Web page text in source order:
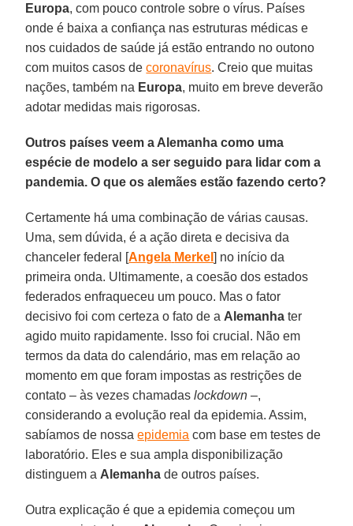
Europa, com pouco controle sobre o vírus. Países
onde é baixa a confiança nas estruturas médicas e
nos cuidados de saúde já estão entrando no outono
com muitos casos decoronavírus. Creio que muitas
nações, também na Europa, muito em breve deverão
adotar medidas mais rigorosas.
Outros países veem a Alemanha como uma
espécie de modelo a ser seguido para lidar com a
pandemia. O que os alemães estão fazendo certo?
Certamente há uma combinação de várias causas.
Uma, sem dúvida, é a ação direta e decisiva da
chanceler federal [Angela Merkel] no início da
primeira onda. Ultimamente, a coesão dos estados
federados enfraqueceu um pouco. Mas o fator
decisivo foi com certeza o fato de a Alemanha ter
agido muito rapidamente. Isso foi crucial. Não em
termos da data do calendário, mas em relação ao
momento em que foram impostas as restrições de
contato – às vezes chamadaslockdown –,
considerando a evolução real da epidemia. Assim,
sabíamos de nossaepidemia com base em testes de
laboratório. Eles e sua ampla disponibilização
distinguem a Alemanha de outros países.
Outra explicação é que a epidemia começou um